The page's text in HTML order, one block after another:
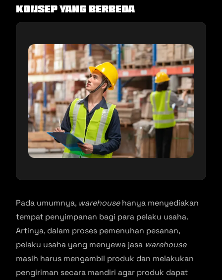
Konsep yang Berbeda
Pada umumnya, warehousehanya menyediakan
tempat penyimpanan bagi para pelaku usaha.
Artinya, dalam proses pemenuhan pesanan,
pelaku usaha yang menyewa jasa warehouse
masih harus mengambil produk dan melakukan
pengiriman secara mandiri agar produk dapat